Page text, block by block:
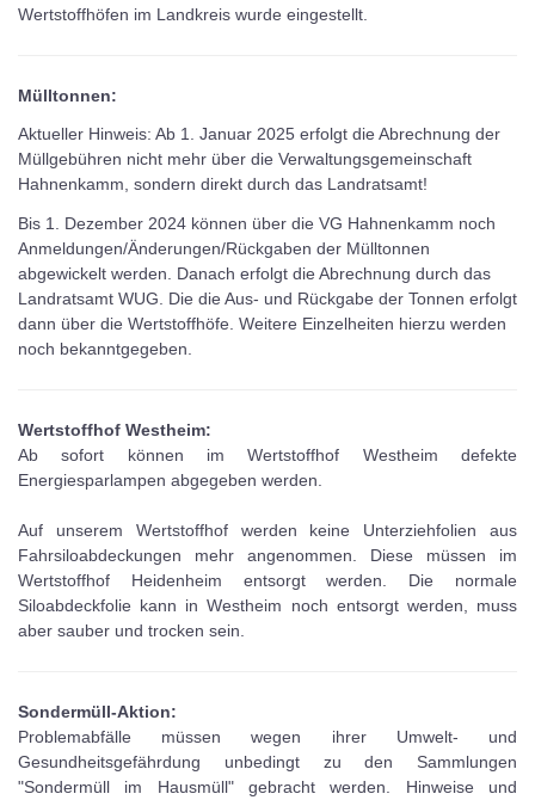
Wertstoffhöfen im Landkreis wurde eingestellt.
Mülltonnen:
Aktueller Hinweis: Ab 1. Januar 2025 erfolgt die Abrechnung der
Müllgebühren nicht mehr über die Verwaltungsgemeinschaft
Hahnenkamm, sondern direkt durch das Landratsamt!
Bis 1. Dezember 2024 können über die VG Hahnenkamm noch
Anmeldungen/Änderungen/Rückgaben der Mülltonnen
abgewickelt werden. Danach erfolgt die Abrechnung durch das
Landratsamt WUG. Die die Aus- und Rückgabe der Tonnen erfolgt
dann über die Wertstoffhöfe. Weitere Einzelheiten hierzu werden
noch bekanntgegeben.
Wertstoffhof Westheim:
Ab sofort können im Wertstoffhof Westheim defekte
Energiesparlampen abgegeben werden.
Auf unserem Wertstoffhof werden keine Unterziehfolien aus
Fahrsiloabdeckungen mehr angenommen. Diese müssen im
Wertstoffhof Heidenheim entsorgt werden. Die normale
Siloabdeckfolie kann in Westheim noch entsorgt werden, muss
aber sauber und trocken sein.
Sondermüll-Aktion:
Problemabfälle müssen wegen ihrer Umwelt- und
Gesundheitsgefährdung unbedingt zu den Sammlungen
"Sondermüll im Hausmüll" gebracht werden. Hinweise und